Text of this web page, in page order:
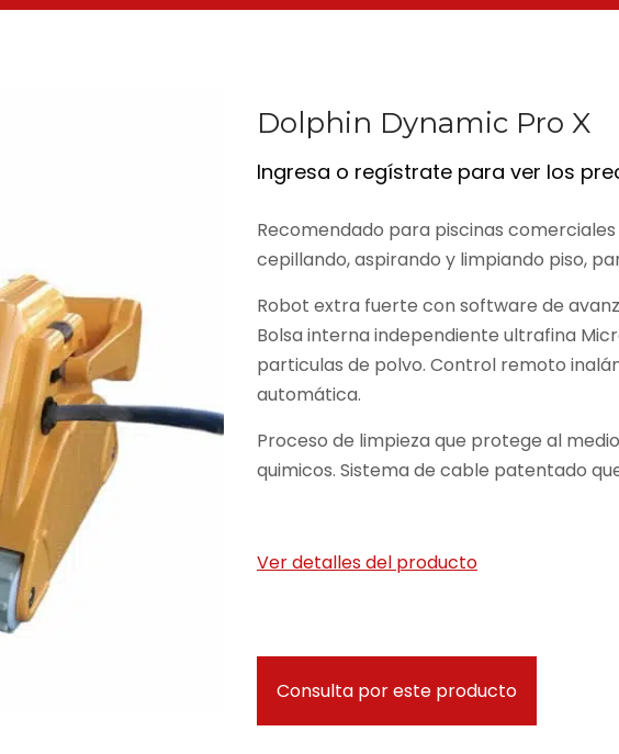
Dolphin Dynamic Pro X
Ingresa o regístrate para ver los
Recomendado para piscinas
cepillando, aspirando y limpiando piso,
Robot extra fuerte con software de
Bolsa interna independiente ultrafina
particulas de polvo. Control remoto
automática.
Proceso de limpieza que protege al
quimicos. Sistema de cable patentado
Ver detalles del producto
Consulta por este producto